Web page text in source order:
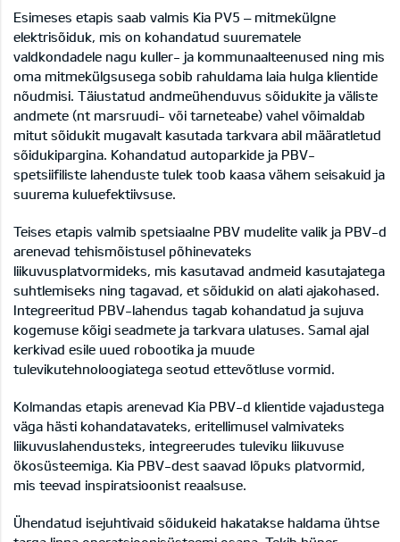
Esimeses etapis saab valmis Kia PV5 – mitmekülgne
elektrisõiduk, mis on kohandatud suurematele
valdkondadele nagu kuller- ja kommunaalteenused ning mis
oma mitmekülgsusega sobib rahuldama laia hulga klientide
nõudmisi. Täiustatud andmeühenduvus sõidukite ja väliste
andmete (nt marsruudi- või tarneteabe) vahel võimaldab
mitut sõidukit mugavalt kasutada tarkvara abil määratletud
sõidukipargina. Kohandatud autoparkide ja PBV-
spetsiifiliste lahenduste tulek toob kaasa vähem seisakuid ja
suurema kuluefektiivsuse.
Teises etapis valmib spetsiaalne PBV mudelite valik ja PBV-d
arenevad tehismõistusel põhinevateks
liikuvusplatvormideks, mis kasutavad andmeid kasutajatega
suhtlemiseks ning tagavad, et sõidukid on alati ajakohased.
Integreeritud PBV-lahendus tagab kohandatud ja sujuva
kogemuse kõigi seadmete ja tarkvara ulatuses. Samal ajal
kerkivad esile uued robootika ja muude
tulevikutehnoloogiatega seotud ettevõtluse vormid.
Kolmandas etapis arenevad Kia PBV-d klientide vajadustega
väga hästi kohandatavateks, eritellimusel valmivateks
liikuvuslahendusteks, integreerudes tuleviku liikuvuse
ökosüsteemiga. Kia PBV-dest saavad lõpuks platvormid,
mis teevad inspiratsioonist reaalsuse.
Ühendatud isejuhtivaid sõidukeid hakatakse haldama ühtse